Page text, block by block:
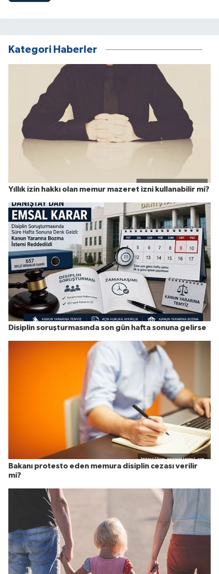
Kategori Haberler
Yıllık izin hakkı olan memur mazeret izni kullanabilir mi?
Disiplin soruşturmasında son gün hafta sonuna gelirse
Bakanı protesto eden memura disiplin cezası verilir
mi?